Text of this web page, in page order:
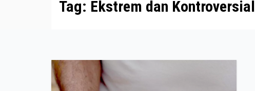
Tag: Ekstrem dan Kontroversial